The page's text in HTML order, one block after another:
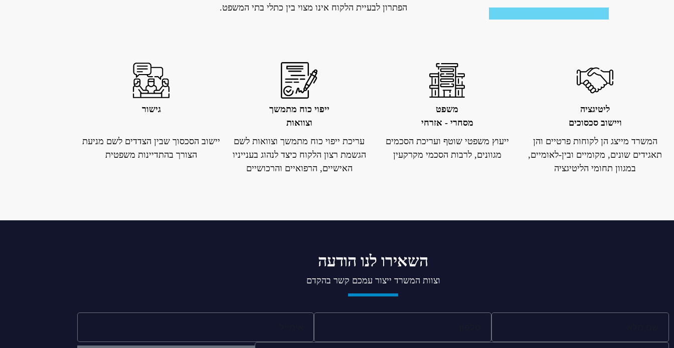
הפתרון לבעיית הלקוח אינו מצוי בין כתלי בתי המשפט.
ליטיגציה
ויישוב סכסוכים
המשרד מייצג הן לקוחות פרטיים והן
תאגידים שונים, מקומיים ובין-לאומיים,
במגוון תחומי הליטיגציה
משפט
מסחרי - אזרחי
ייעוץ משפטי שוטף ועריכת הסכמים
מגוונים,לרבות הסכמי מקרקעין
ייפוי כוח מתמשך
וצוואות
עריכת ייפוי כוח מתמשך וצוואות לשם
הגשמת רצון הלקוח כיצד לנהוג בענייניו
האישיים, הרפואיים והרכושיים
גישור
יישוב הסכסוך שבין הצדדים לשם מניעת
הצורך בהתדיינות משפטית
השאירו לנו הודעה
וצוות המשרד ייצור עמכם קשר בהקדם